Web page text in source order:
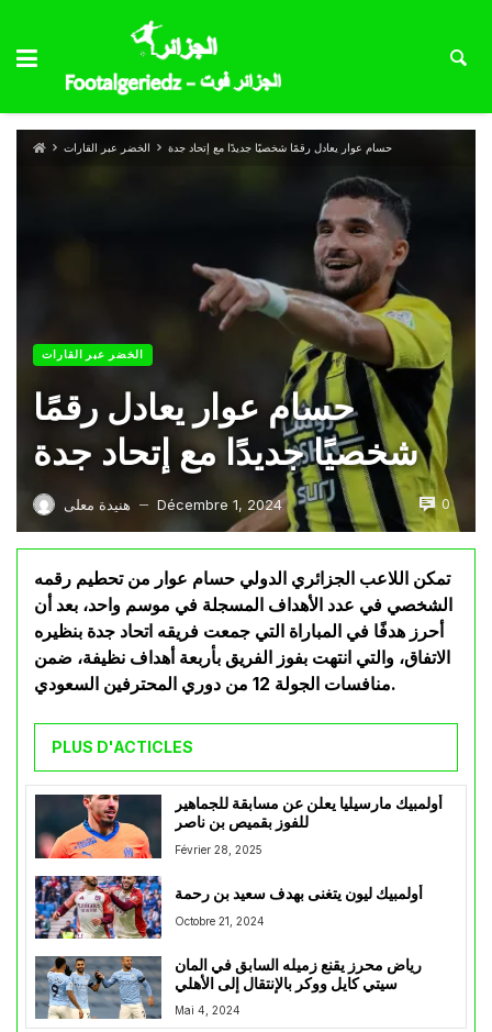
الخضر عبر القارات حسام عوار يعادل رقمًا شخصيًا جديدًا مع إتحاد جدة
الخضر عبر القارات
حسام عوار يعادل رقمًا
شخصيًا جديدًا مع إتحاد جدة
هنيدة معلى — Décembre 1, 2024 0
تمكن اللاعب الجزائري الدولي حسام عوار من تحطيم رقمه
الشخصي في عدد الأهداف المسجلة في موسم واحد، بعد أن
أحرز هدفًا في المباراة التي جمعت فريقه اتحاد جدة بنظيره
الاتفاق، والتي انتهت بفوز الفريق بأربعة أهداف نظيفة، ضمن
منافسات الجولة 12 من دوري المحترفين السعودي.
PLUS D'ACTICLES
أولمبيك مارسيليا يعلن عن مسابقة للجماهير
للفوز بقميص بن ناصر
Février 28, 2025
أولمبيك ليون يتغنى بهدف سعيد بن رحمة
Octobre 21, 2024
رياض محرز يقنع زميله السابق في المان
سيتي كايل ووكر بالإنتقال إلى الأهلي
Mai 4, 2024